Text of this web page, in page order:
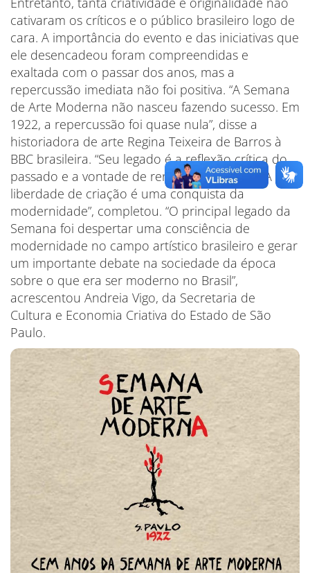
cativaram os críticos e o público brasileiro logo de
cara. A importância do evento e das iniciativas que
ele desencadeou foram compreendidas e
exaltada com o passar dos anos, mas a
repercussão imediata não foi positiva. “A Semana
de Arte Moderna não nasceu fazendo sucesso. Em
1922, a repercussão foi quase nula”, disse a
historiadora de arte Regina Teixeira de Barros à
BBC brasileira. “Seu legado é a reflexão crítica do
passado e a vontade de renovação artística. A
liberdade de criação é uma conquista da
modernidade”, completou. “O principal legado da
Semana foi despertar uma consciência de
modernidade no campo artístico brasileiro e gerar
um importante debate na sociedade da época
sobre o que era ser moderno no Brasil”,
acrescentou Andreia Vigo, da Secretaria de
Cultura e Economia Criativa do Estado de São
Paulo.